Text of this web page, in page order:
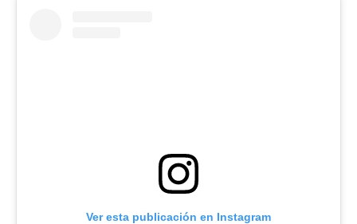
Ver esta publicación en Instagram